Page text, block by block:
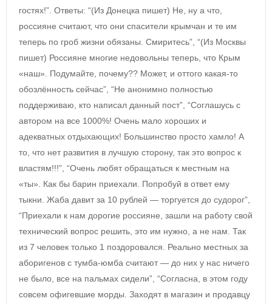
гостях!”. Ответы: “(Из Донецка пишет) Не, ну а что,
россияне считают, что они спасители крымчан и те им
теперь по гроб жизни обязаны. Смиритесь”, “(Из Москвы
пишет) Россияне многие недовольны теперь, что Крым
«наш». Подумайте, почему?? Может, и оттого какая-то
обозлённость сейчас”, “Не анонимно полностью
поддерживаю, кто написал данный пост”, “Соглашусь с
автором на все 1000%! Очень мало хороших и
адекватных отдыхающих! Большинство просто хамло! А
то, что нет развития в лучшую сторону, так это вопрос к
властям!!!”, “Очень любят обращаться к местным на
«ты». Как бы барин приехали. Попробуй в ответ ему
тыкни. Жаба давит за 10 рублей — торгуется до судорог”,
“Приехали к нам дорогие россияне, зашли на работу свой
технический вопрос решить, это им нужно, а не нам. Так
из 7 человек только 1 поздоровался. Реально местных за
аборигенов с тумба-юмба считают — до них у нас ничего
не было, все на пальмах сидели”, “Согласна, в этом году
совсем офигевшие морды. Заходят в магазин и продавцу